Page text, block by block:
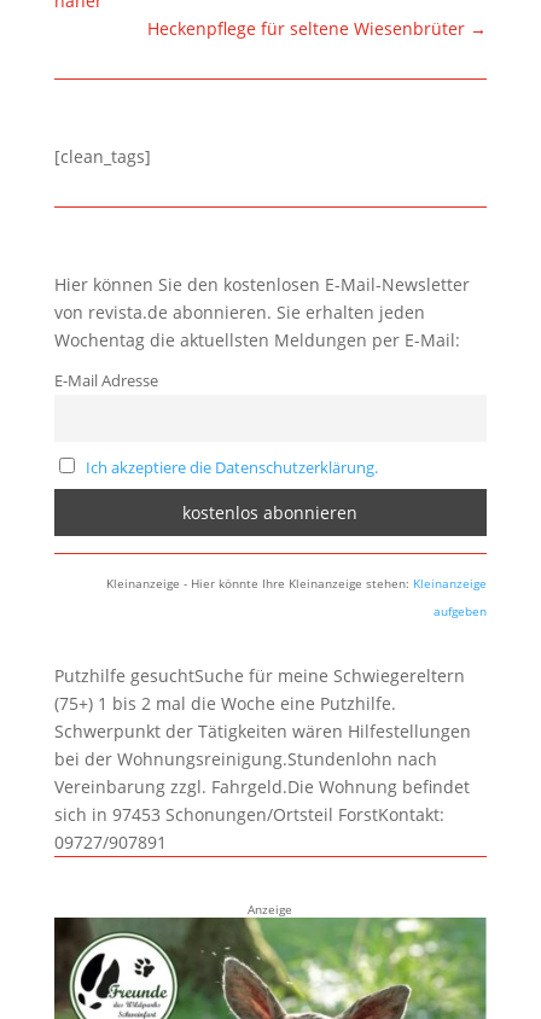
Heckenpflege für seltene Wiesenbrüter →
[clean_tags]
Hier können Sie den kostenlosen E-Mail-Newsletter
von revista.de abonnieren. Sie erhalten jeden
Wochentag die aktuellsten Meldungen per E-Mail:
E-Mail Adresse
Ich akzeptiere die Datenschutzerklärung.
Kleinanzeige - Hier könnte Ihre Kleinanzeige stehen: Kleinanzeige
aufgeben
Putzhilfe gesuchtSuche für meine Schwiegereltern
(75+) 1 bis 2 mal die Woche eine Putzhilfe.
Schwerpunkt der Tätigkeiten wären Hilfestellungen
bei der Wohnungsreinigung.Stundenlohn nach
Vereinbarung zzgl. Fahrgeld.Die Wohnung befindet
sich in 97453 Schonungen/Ortsteil ForstKontakt:
09727/907891
Anzeige